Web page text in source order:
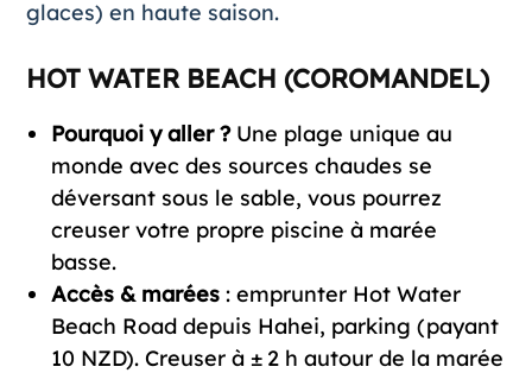
glaces) en haute saison.
HOT WATER BEACH (COROMANDEL)
Pourquoi y aller ?Une plage unique au
monde avec des sources chaudes se
déversant sous le sable, vous pourrez
creuser votre propre piscine à marée
basse.
Accès & marées: emprunter Hot Water
Beach Road depuis Hahei, parking (payant
10 NZD). Creuser à ± 2 h autour de la marée